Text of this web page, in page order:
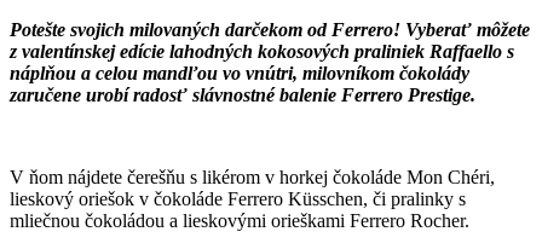
Potešte svojich milovaných darčekom od Ferrero! Vyberať môžete
z valentínskej edície lahodných kokosových praliniek Raffaello s
náplňou a celou mandľou vo vnútri, milovníkom čokolády
zaručene urobí radosť slávnostné balenie Ferrero Prestige.
V ňom nájdete čerešňu s likérom v horkej čokoláde Mon Chéri,
lieskový oriešok v čokoláde Ferrero Küsschen, či pralinky s
mliečnou čokoládou a lieskovými orieškami Ferrero Rocher.